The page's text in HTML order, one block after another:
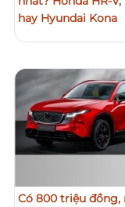
hay Hyundai Kona
Có 800 triệu đồng,